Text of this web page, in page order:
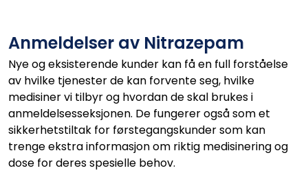
Anmeldelser av Nitrazepam
Nye og eksisterende kunder kan få en full forståelse
av hvilke tjenester de kan forvente seg, hvilke
medisiner vi tilbyr og hvordan de skal brukes i
anmeldelsesseksjonen. De fungerer også som et
sikkerhetstiltak for førstegangskunder som kan
trenge ekstra informasjon om riktig medisinering og
dose for deres spesielle behov.